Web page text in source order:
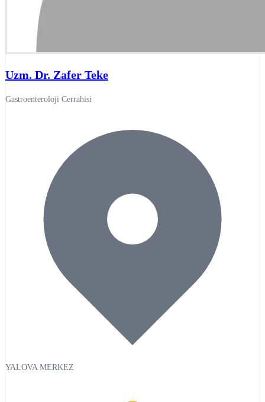
Uzm. Dr. Zafer Teke
Gastroenteroloji Cerrahisi
YALOVA MERKEZ